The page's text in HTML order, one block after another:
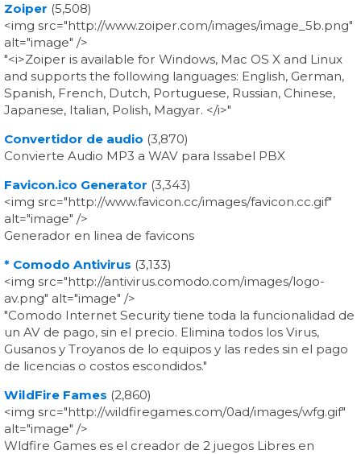
Zoiper (5,508)
<img src="http://www.zoiper.com/images/image_5b.png"
alt="image" />
"<i>Zoiper is available for Windows, Mac OS X and Linux
and supports the following languages: English, German,
Spanish, French, Dutch, Portuguese, Russian, Chinese,
Japanese, Italian, Polish, Magyar. </i>"
Convertidor de audio (3,870)
Convierte Audio MP3 a WAV para Issabel PBX
Favicon.ico Generator (3,343)
<img src="http://www.favicon.cc/images/favicon.cc.gif"
alt="image" />
Generador en linea de favicons
* Comodo Antivirus (3,133)
<img src="http://antivirus.comodo.com/images/logo-
av.png" alt="image" />
"Comodo Internet Security tiene toda la funcionalidad de
un AV de pago, sin el precio. Elimina todos los Virus,
Gusanos y Troyanos de lo equipos y las redes sin el pago
de licencias o costos escondidos."
WildFire Fames (2,860)
<img src="http://wildfiregames.com/0ad/images/wfg.gif"
alt="image" />
Wldfire Games es el creador de 2 juegos Libres en